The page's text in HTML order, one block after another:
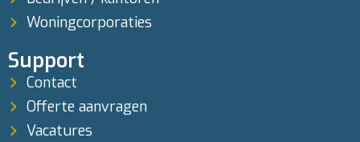
Woningcorporaties
Support
Contact
Offerte aanvragen
Vacatures